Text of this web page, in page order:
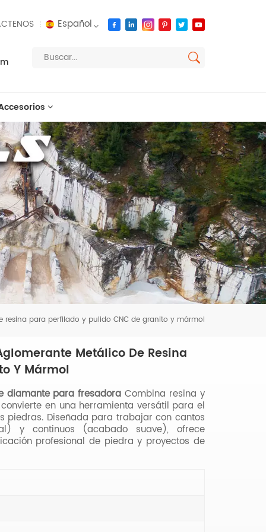
Español
русский
español
العربية
português
para perfilado y pulido CNC de granito y mármol
Metálico De Resina
Y Mármol
diamante para fresadora Combina resina y
en una herramienta versátil para el
piedras. Diseñada para trabajar con cantos
y continuos (acabado suave), ofrece
profesional de piedra y proyectos de